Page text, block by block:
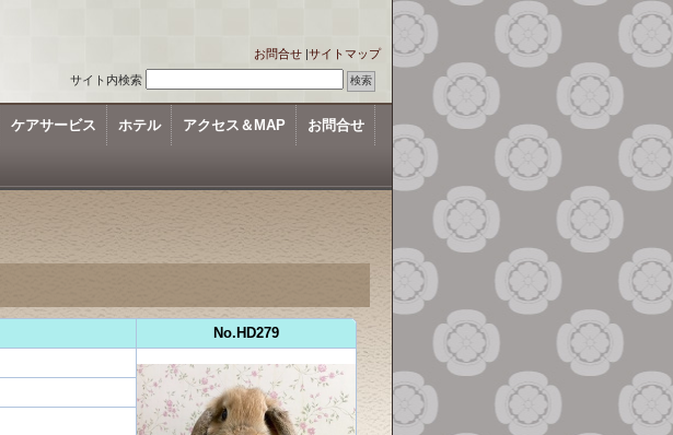
お問合せ |サイトマップ
サイト内検索
ケアサービス ホテル アクセス＆MAP お問合せ
No.HD279